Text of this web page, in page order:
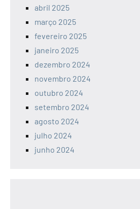
abril 2025
março 2025
fevereiro 2025
janeiro 2025
dezembro 2024
novembro 2024
outubro 2024
setembro 2024
agosto 2024
julho 2024
junho 2024